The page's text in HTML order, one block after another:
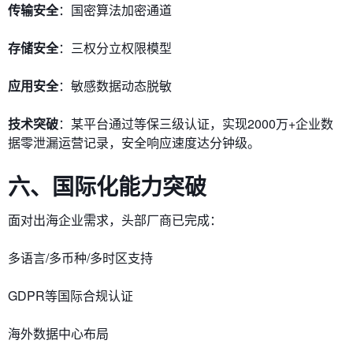
传输安全：国密算法加密通道
存储安全：三权分立权限模型
应用安全：敏感数据动态脱敏
技术突破：某平台通过等保三级认证，实现2000万+企业数
据零泄漏运营记录，安全响应速度达分钟级。
六、国际化能力突破
面对出海企业需求，头部厂商已完成：
多语言/多币种/多时区支持
GDPR等国际合规认证
海外数据中心布局